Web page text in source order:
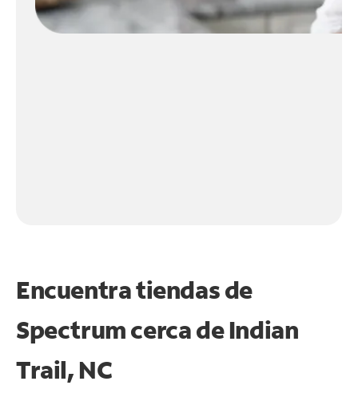
Encuentra tiendas de
Spectrum cerca deIndian
Trail, NC